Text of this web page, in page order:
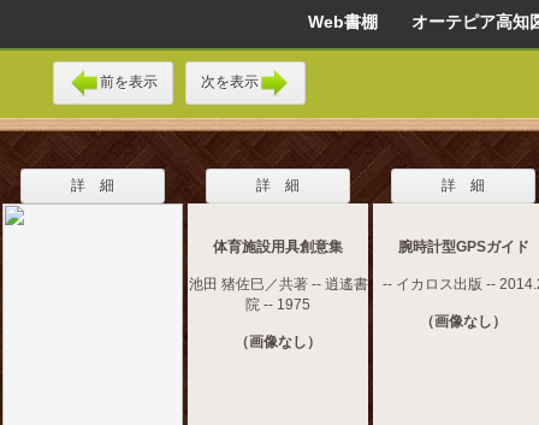
Web書棚 オーテピア高知
前を表示 次を表示
詳 細 詳 細
体育施設用具創意集
池田 猪佐巳／共著 -- 逍遙書
院 -- 1975
（画像なし）
詳 細
腕時計型GPSガイド
-- イカロス出版 --
（画像なし）